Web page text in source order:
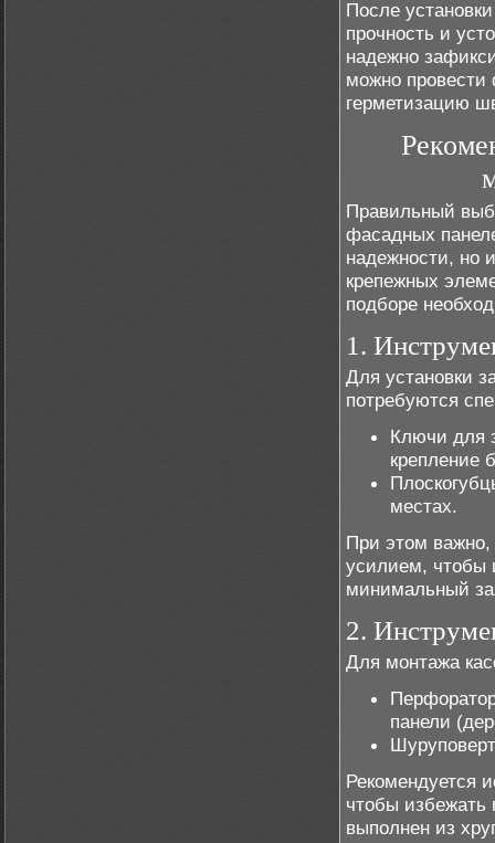
После
прочность и
надежно
можно провести
герметизацию
Правильный
фасадных
надежности, но
крепежных
подборе
1.
Для установки
потребуются
Ключи для
крепление
местах.
При этом
усилием, чтобы
минимальный
2.
Для монтажа
панели
Рекомендуется
чтобы избежать
выполнен из